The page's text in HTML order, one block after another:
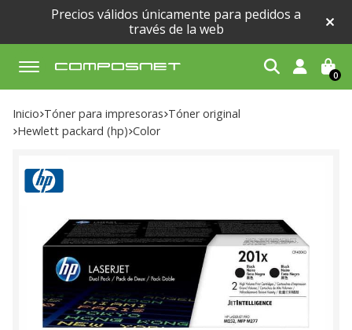
Precios válidos únicamente para pedidos a
través de la web
Buscar 0
Inicio tóner para impresoras
tóner original
hewlett packard (hp)
color